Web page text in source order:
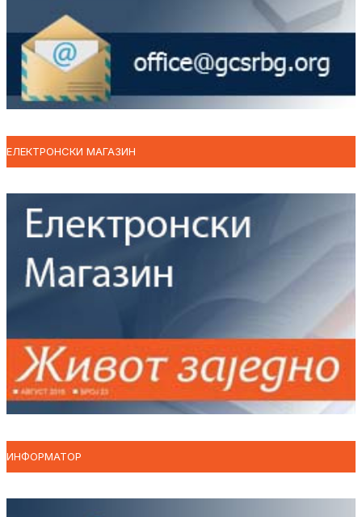
ЕЛЕКТРОНСКИ МАГАЗИН
ИНФОРМАТОР